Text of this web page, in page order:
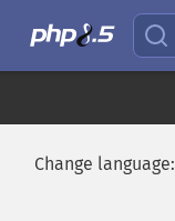
Change language: